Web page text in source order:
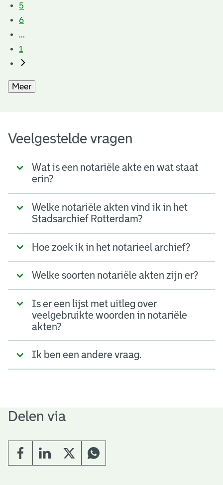
5
6
...
1
Meer
Veelgestelde vragen
Wat is een notariële akte en wat staat
erin?
Welke notariële akten vind ik in het
Stadsarchief Rotterdam?
Hoe zoek ik in het notarieel archief?
Welke soorten notariële akten zijn er?
Is er een lijst met uitleg over
veelgebruikte woorden in notariële
akten?
Ik ben een andere vraag.
Delen via